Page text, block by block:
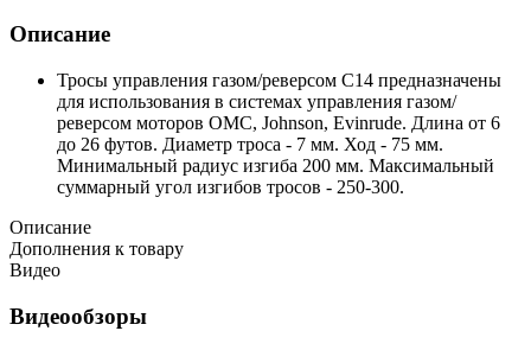
Описание
Тросы управления газом/реверсом С14 предназначены
для использования в системах управления газом/
реверсом моторов OMC, Johnson, Evinrude. Длина от 6
до 26 футов. Диаметр троса - 7 мм. Ход - 75 мм.
Минимальный радиус изгиба 200 мм. Максимальный
суммарный угол изгибов тросов - 250-300.
Описание
Дополнения к товару
Видео
Видеообзоры